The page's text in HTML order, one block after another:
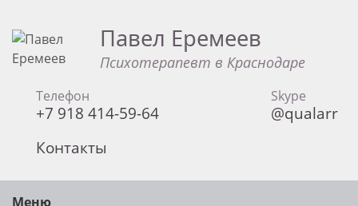
Павел Еремеев
Психотерапевт в Краснодаре
Телефон
+7 918 414-59-64
Skype
@qualarr
Контакты
Меню